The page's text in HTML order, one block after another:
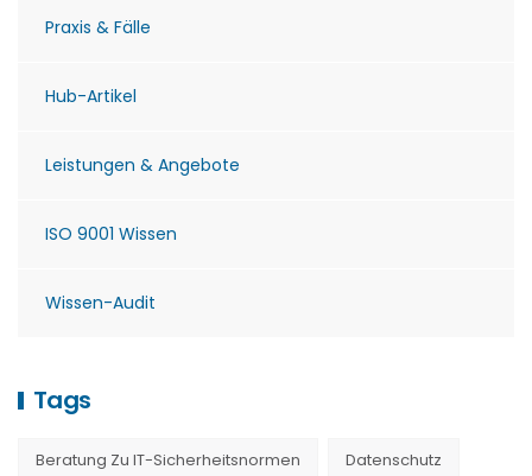
Praxis & Fälle
Hub-Artikel
Leistungen & Angebote
ISO 9001 Wissen
Wissen-Audit
Tags
Beratung Zu IT-Sicherheitsnormen Datenschutz